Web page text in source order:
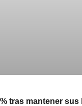
tras mantener